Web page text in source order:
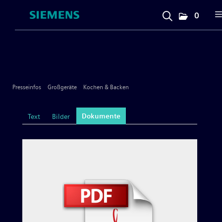
0
Geschirrspülen
Kühlen & Gefrieren
Presseinfos Großgeräte Kochen & Backen
Text Bilder Dokumente